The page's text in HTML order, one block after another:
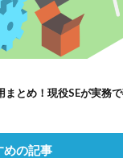
まとめ！現役SEが実務
めの記事